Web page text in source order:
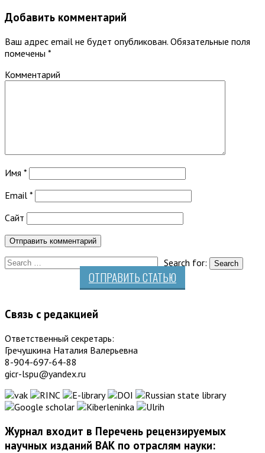
Добавить комментарий
Ваш адрес email не будет опубликован. Обязательные поля
помечены *
Комментарий
Имя *
Email *
Сайт
Search for:
ОТПРАВИТЬ СТАТЬЮ
Связь с редакцией
Ответственный секретарь:
Гречушкина Наталия Валерьевна
8-904-697-64-88
gicr-lspu@yandex.ru
Журнал входит в Перечень рецензируемых
научных изданий ВАК по отраслям науки: